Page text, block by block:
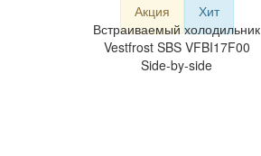
Акция
Хит
Встраиваемый холодильник
Vestfrost SBS VFBI17F00
Side-by-side